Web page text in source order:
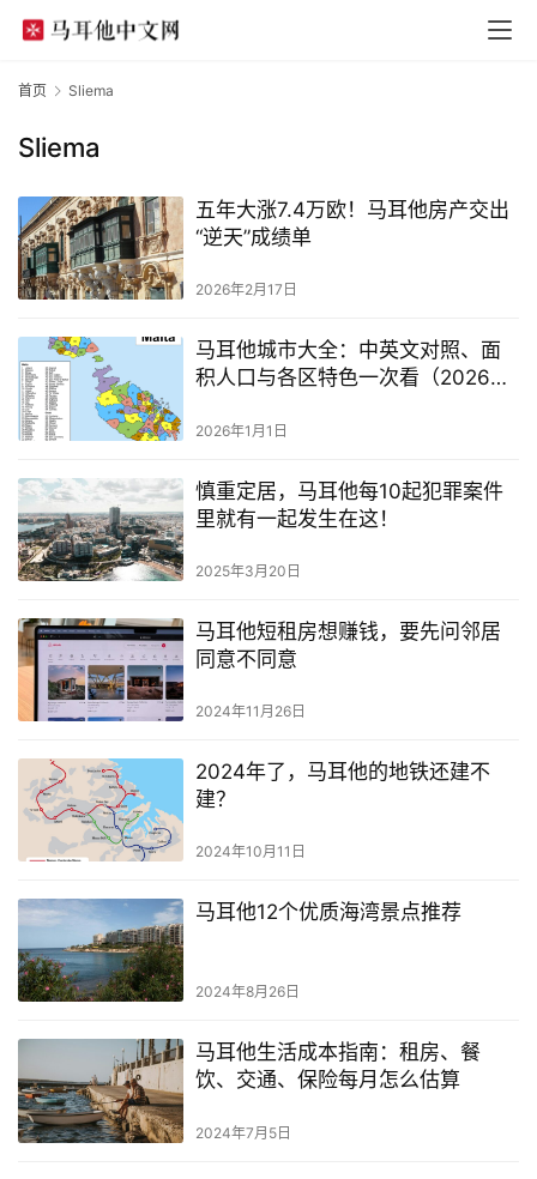
首页 Sliema
Sliema
五年大涨7.4万欧！马耳他房产交出
“逆天”成绩单
2026年2月17日
马耳他城市大全：中英文对照、面
积人口与各区特色一次看（2026年
2026年1月1日
慎重定居，马耳他每10起犯罪案件
里就有一起发生在这！
2025年3月20日
马耳他短租房想赚钱，要先问邻居
同意不同意
2024年11月26日
2024年了，马耳他的地铁还建不
建？
2024年10月11日
马耳他12个优质海湾景点推荐
2024年8月26日
马耳他生活成本指南：租房、餐
饮、交通、保险每月怎么估算
2024年7月5日